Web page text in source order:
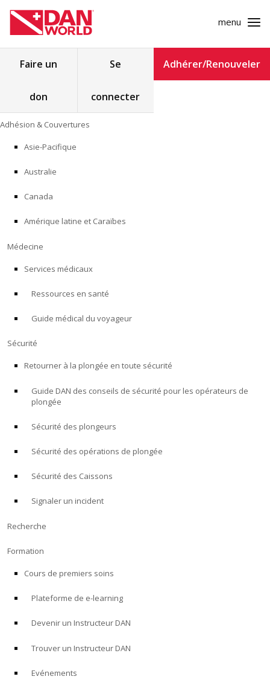
Skip
to
content
menu
Alert Diver
Blog
ADHÉSION & COUVERTURES
RECHERCHE
FORMATION
PROGRAMMES POUR LES PROFESSIONNELS
À PROPOS
Faire un
don
Se
connecter
Adhérer/Renouveler
Adhésion & Couvertures
Asie-Pacifique
Australie
Canada
Amérique latine et Caraïbes
Médecine
Services médicaux
Ressources en santé
Guide médical du voyageur
Sécurité
Retourner à la plongée en toute sécurité
Guide DAN des conseils de sécurité pour les opérateurs de
plongée
Sécurité des plongeurs
Sécurité des opérations de plongée
Sécurité des Caissons
Signaler un incident
Recherche
Formation
Cours de premiers soins
Plateforme de e-learning
Devenir un Instructeur DAN
Trouver un Instructeur DAN
Evénements